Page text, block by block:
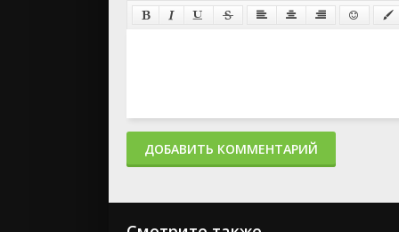
ДОБАВИТЬ КОММЕНТАРИЙ